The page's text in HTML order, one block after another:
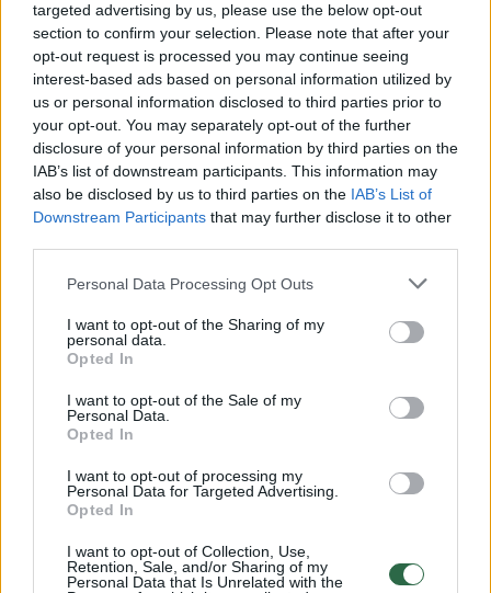
targeted advertising by us, please use the below opt-out
section to confirm your selection. Please note that after your
opt-out request is processed you may continue seeing
interest-based ads based on personal information utilized by
us or personal information disclosed to third parties prior to
your opt-out. You may separately opt-out of the further
disclosure of your personal information by third parties on the
IAB’s list of downstream participants. This information may
also be disclosed by us to third parties on the IAB’s List of
Downstream Participants that may further disclose it to other
Personal Data Processing Opt Outs
I want to opt-out of the Sharing of my
personal data.
Opted In
I want to opt-out of the Sale of my
Personal Data.
Opted In
I want to opt-out of processing my
Personal Data for Targeted Advertising.
Opted In
I want to opt-out of Collection, Use,
Retention, Sale, and/or Sharing of my
Personal Data that Is Unrelated with the
Komentuoti gali tik Lrytas registruoti vartotojai.
Prisijunkite prie registruotų vartotojų
bendruomenės ir bendraukite komentaruose!
Rodyti komentarus
Prisijungti komentatoriams